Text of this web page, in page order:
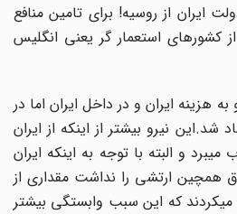
ایران از روسیه! برای تامین منافع
کشورهای استعمار گر یعنی انگلیس
هزینه ایران و در داخل ایران اما در
نیرو بیشتر از اینکه از ایران
و البته با توجه به اینکه ایران
همچین ارتشی را نداشت مقداری از
که این سبب وابستگی بیشتر